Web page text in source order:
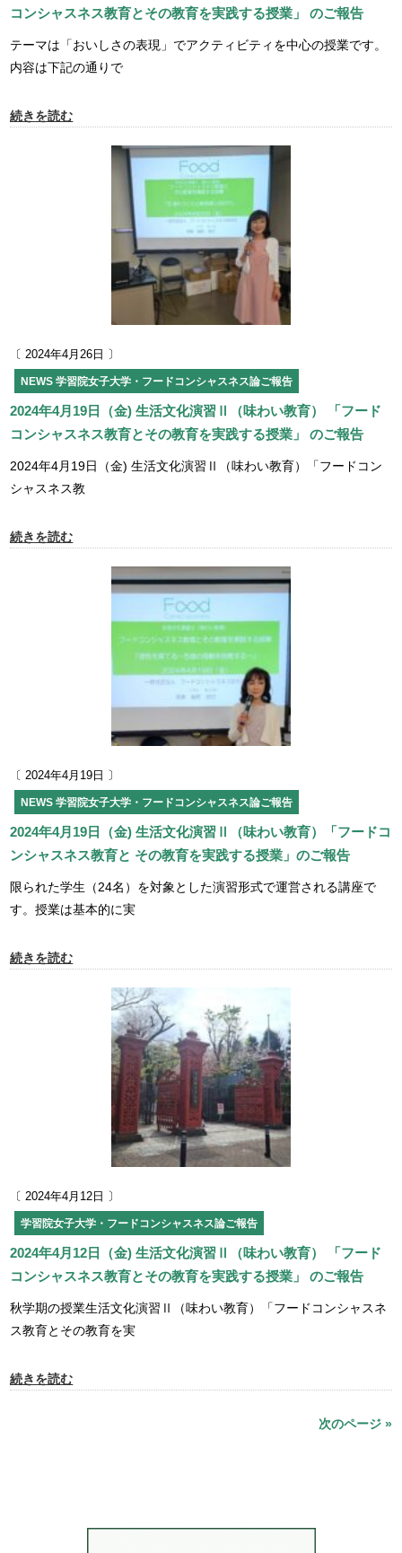
コンシャスネス教育とその教育を実践する授業」 のご報告
テーマは「おいしさの表現」でアクティビティを中心の授業です。
内容は下記の通りで
続きを読む
〔 2024年4月26日 〕
NEWS 学習院女子大学・フードコンシャスネス論ご報告
2024年4月19日（金) 生活文化演習Ⅱ（味わい教育） 「フード
コンシャスネス教育とその教育を実践する授業」 のご報告
2024年4月19日（金) 生活文化演習Ⅱ（味わい教育）「フードコン
シャスネス教
続きを読む
〔 2024年4月19日 〕
NEWS 学習院女子大学・フードコンシャスネス論ご報告
2024年4月19日（金) 生活文化演習Ⅱ（味わい教育）「フードコ
ンシャスネス教育と その教育を実践する授業」のご報告
限られた学生（24名）を対象とした演習形式で運営される講座で
す。授業は基本的に実
続きを読む
〔 2024年4月12日 〕
学習院女子大学・フードコンシャスネス論ご報告
2024年4月12日（金) 生活文化演習Ⅱ（味わい教育） 「フード
コンシャスネス教育とその教育を実践する授業」 のご報告
秋学期の授業生活文化演習Ⅱ（味わい教育）「フードコンシャスネ
ス教育とその教育を実
続きを読む
次のページ »